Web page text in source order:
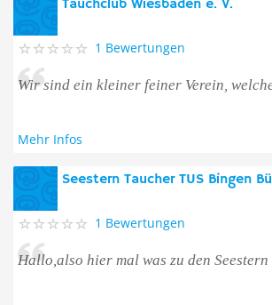
Tauchclub Wiesbaden e. V.
1 Bewertungen
Wir sind ein kleiner feiner Verein,
Mehr Infos
Seestern Taucher TUS Bingen
1 Bewertungen
Hallo,also hier mal was zu den Seestern